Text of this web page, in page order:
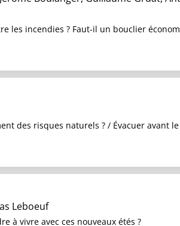
les incendies ? Faut-il un bouclier
des risques naturels ? / Évacuer avant
Leboeuf
à vivre avec ces nouveaux étés ?